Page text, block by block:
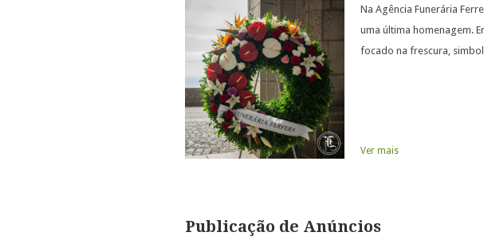
Na Agência Funerária
uma última homenagem.
focado na frescura,
Ver mais
Publicação de Anúncios